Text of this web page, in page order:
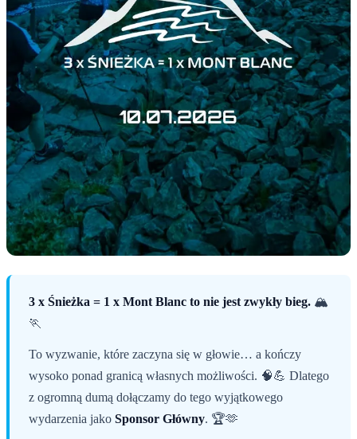
3 x Śnieżka = 1 x Mont Blanc to nie jest zwykły bieg. 🏔️
🏃
To wyzwanie, które zaczyna się w głowie… a kończy
wysoko ponad granicą własnych możliwości. 🧠💪 Dlatego
z ogromną dumą dołączamy do tego wyjątkowego
wydarzenia jako Sponsor Główny. 🏆🫶